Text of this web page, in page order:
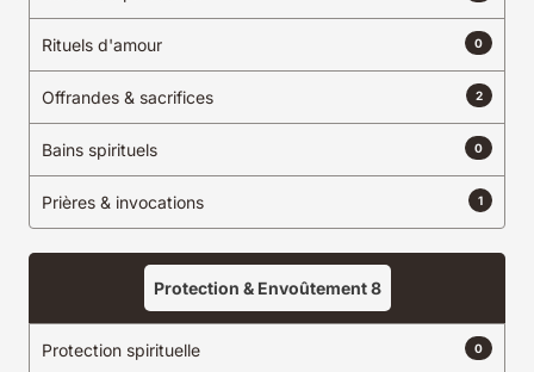
Rituels d'amour 0
Offrandes & sacrifices 2
Bains spirituels 0
Prières & invocations 1
Protection & Envoûtement8
Protection spirituelle 0